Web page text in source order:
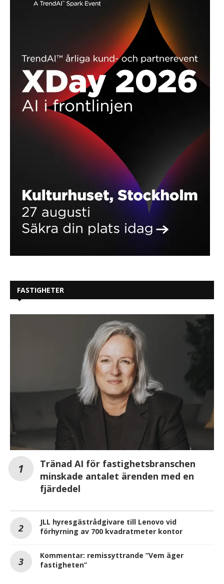
FASTIGHETER
Tränad AI för fastighetsbranschen
minskade antalet ärenden med en
fjärdedel
JLL hyresgästrådgivare till Lenovo vid
förhyrning av 700 kvadratmeter kontor
Kommentar: remissyttrande ”Vem äger
fastigheten”